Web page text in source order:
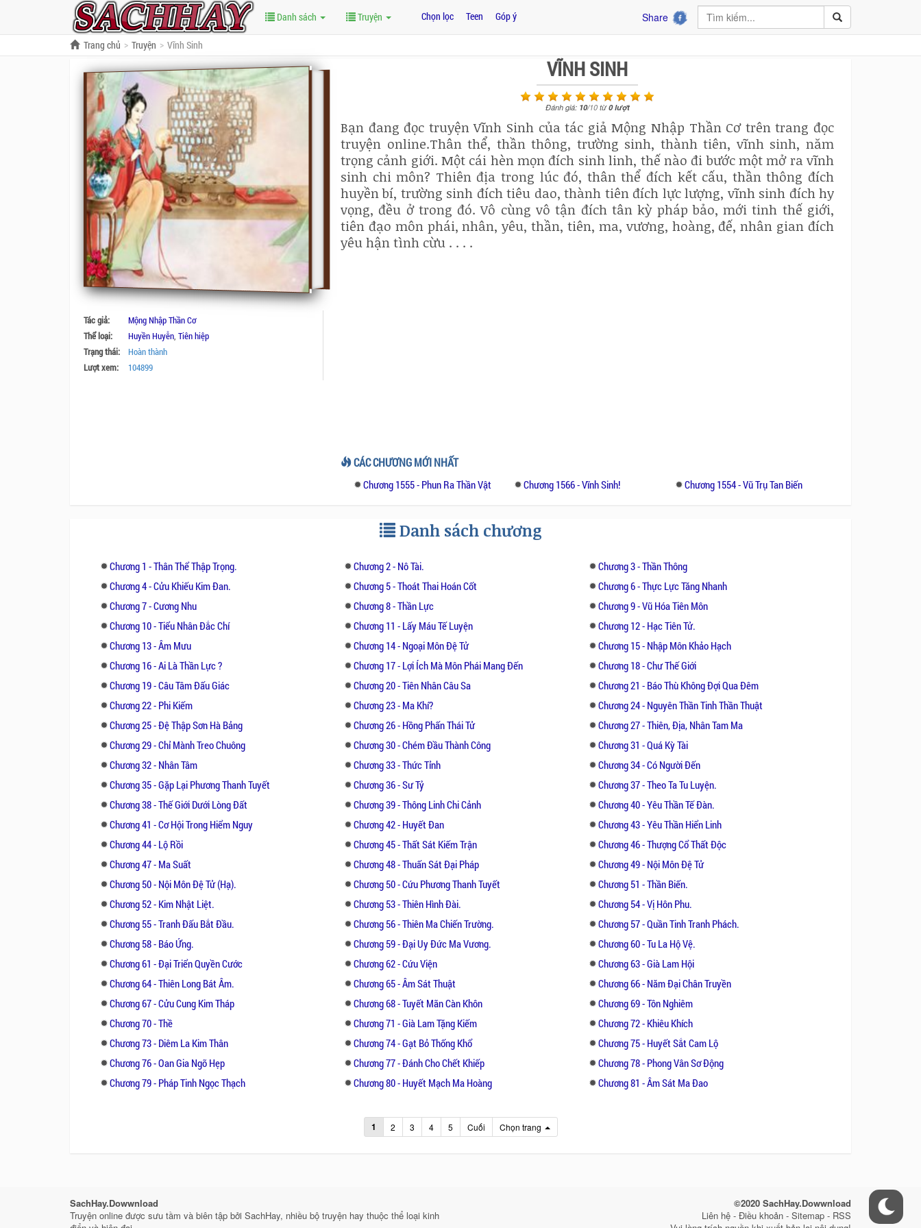
Danh sách Truyện Chọn lọc Teen Góp ý Share
Trang chủ Truyện Vĩnh Sinh
Tác giả:
Mộng Nhập Thần Cơ
Thể loại:
Huyền Huyễn, Tiên hiệp
Trạng thái:
Hoàn thành
Lượt xem:
104899
VĨNH SINH
Đánh giá: 10/10từ0lượt
Bạn đang đọc truyện Vĩnh Sinh của tác giả Mộng Nhập Thần Cơ trên trang đọc
truyện online.Thân thể, thần thông, trường sinh, thành tiên, vĩnh sinh, năm
trọng cảnh giới. Một cái hèn mọn đích sinh linh, thế nào đi bước một mở ra vĩnh
sinh chi môn? Thiên địa trong lúc đó, thân thể đích kết cấu, thần thông đích
huyền bí, trường sinh đích tiêu dao, thành tiên đích lực lượng, vĩnh sinh đích hy
vọng, đều ở trong đó. Vô cùng vô tận đích tân kỳ pháp bảo, mới tinh thế giới,
tiên đạo môn phái, nhân, yêu, thần, tiên, ma, vương, hoàng, đế, nhân gian đích
yêu hận tình cừu . . . .
CÁC CHƯƠNG MỚI NHẤT
Chương 1555 - Phun Ra Thần Vật Chương 1566 - Vĩnh Sinh! Chương 1554 - Vũ Trụ Tan Biến
Danh sách chương
Chương 1 - Thân Thể Thập Trọng. Chương 2 - Nô Tài.
Chương 3 - Thần Thông
Chương 4 - Cửu Khiếu Kim Đan.
Chương 5 - Thoát Thai Hoán Cốt
Chương 6 - Thực Lực Tăng Nhanh
Chương 7 - Cương Nhu
Chương 8 - Thần Lực
Chương 9 - Vũ Hóa Tiên Môn
Chương 10 - Tiểu Nhân Đắc Chí
Chương 11 - Lấy Máu Tế Luyện
Chương 12 - Hạc Tiên Tử.
Chương 13 - Âm Mưu
Chương 14 - Ngoại Môn Đệ Tử
Chương 15 - Nhập Môn Khảo Hạch
Chương 16 - Ai Là Thần Lực ?
Chương 17 - Lợi Ích Mà Môn Phái Mang Đến
Chương 18 - Chư Thế Giới
Chương 19 - Câu Tâm Đấu Giác
Chương 20 - Tiên Nhân Câu Sa
Chương 21 - Báo Thù Không Đợi Qua Đêm
Chương 22 - Phi Kiếm
Chương 23 - Ma Khí?
Chương 24 - Nguyên Thần Tinh Thần Thuật
Chương 25 - Đệ Thập Sơn Hà Bảng
Chương 26 - Hồng Phấn Thái Tử
Chương 27 - Thiên, Địa, Nhân Tam Ma
Chương 29 - Chỉ Mành Treo Chuông
Chương 30 - Chém Đầu Thành Công
Chương 31 - Quá Kỳ Tài
Chương 32 - Nhân Tâm
Chương 33 - Thức Tỉnh
Chương 34 - Có Người Đến
Chương 35 - Gặp Lại Phương Thanh Tuyết
Chương 36 - Sư Tỷ
Chương 37 - Theo Ta Tu Luyện.
Chương 38 - Thế Giới Dưới Lòng Đất
Chương 39 - Thông Linh Chi Cảnh
Chương 40 - Yêu Thần Tế Đàn.
Chương 41 - Cơ Hội Trong Hiểm Nguy
Chương 42 - Huyết Đan
Chương 43 - Yêu Thần Hiển Linh
Chương 44 - Lộ Rồi
Chương 45 - Thất Sát Kiếm Trận
Chương 46 - Thượng Cổ Thất Độc
Chương 47 - Ma Suất
Chương 48 - Thuấn Sát Đại Pháp
Chương 49 - Nội Môn Đệ Tử
Chương 50 - Nội Môn Đệ Tử (Hạ).
Chương 50 - Cứu Phương Thanh Tuyết
Chương 51 - Thần Biến.
Chương 52 - Kim Nhật Liệt.
Chương 53 - Thiên Hình Đài.
Chương 54 - Vị Hôn Phu.
Chương 55 - Tranh Đấu Bắt Đầu.
Chương 56 - Thiên Ma Chiến Trường.
Chương 57 - Quần Tinh Tranh Phách.
Chương 58 - Báo Ứng.
Chương 59 - Đại Uy Đức Ma Vương.
Chương 60 - Tu La Hộ Vệ.
Chương 61 - Đại Triển Quyền Cước
Chương 62 - Cứu Viện
Chương 63 - Già Lam Hội
Chương 64 - Thiên Long Bát Âm.
Chương 65 - Âm Sát Thuật
Chương 66 - Năm Đại Chân Truyền
Chương 67 - Cửu Cung Kim Tháp
Chương 68 - Tuyết Mãn Càn Khôn
Chương 69 - Tôn Nghiêm
Chương 70 - Thề
Chương 71 - Già Lam Tặng Kiếm
Chương 72 - Khiêu Khích
Chương 73 - Diêm La Kim Thân
Chương 74 - Gạt Bỏ Thống Khổ
Chương 75 - Huyết Sắt Cam Lộ
Chương 76 - Oan Gia Ngõ Hẹp
Chương 77 - Đánh Cho Chết Khiếp
Chương 78 - Phong Vân Sơ Động
Chương 79 - Pháp Tinh Ngọc Thạch
Chương 80 - Huyết Mạch Ma Hoàng Chương 81 - Âm Sát Ma Đao
1 2 3 4 5 Cuối Chọn trang
SachHay.Dowwnload
Truyện online được sưu tầm và biên tập bởi SachHay, nhiều bộ truyện hay thuộc thể loại kinh
©2020 SachHay.Dowwnload
Liên hệ - Điều khoản - Sitemap - RSS